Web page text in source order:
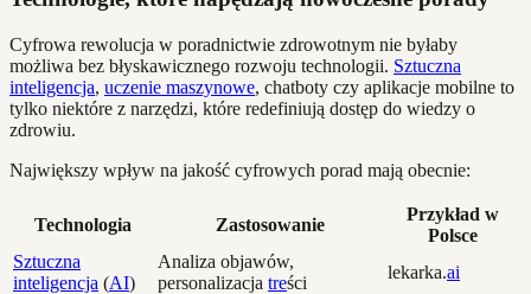
Cyfrowa rewolucja w poradnictwie zdrowotnym nie byłaby
możliwa bez błyskawicznego rozwoju technologii. Sztuczna
inteligencja, uczenie maszynowe, chatboty czy aplikacje mobilne to
tylko niektóre z narzędzi, które redefiniują dostęp do wiedzy o
zdrowiu.
Największy wpływ na jakość cyfrowych porad mają obecnie:
Technologia Zastosowanie
Przykład w
Polsce
Sztuczna
inteligencja (AI)
Analiza objawów,
personalizacja treści
lekarka.ai